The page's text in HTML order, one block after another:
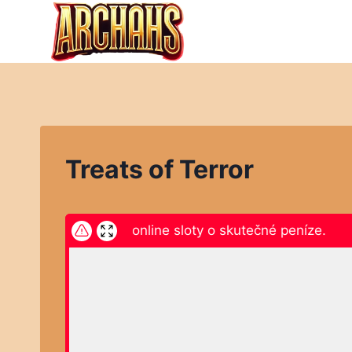
Přeskočit
Treats of Terror
zde a hrajte online sloty o skutečné peníze.